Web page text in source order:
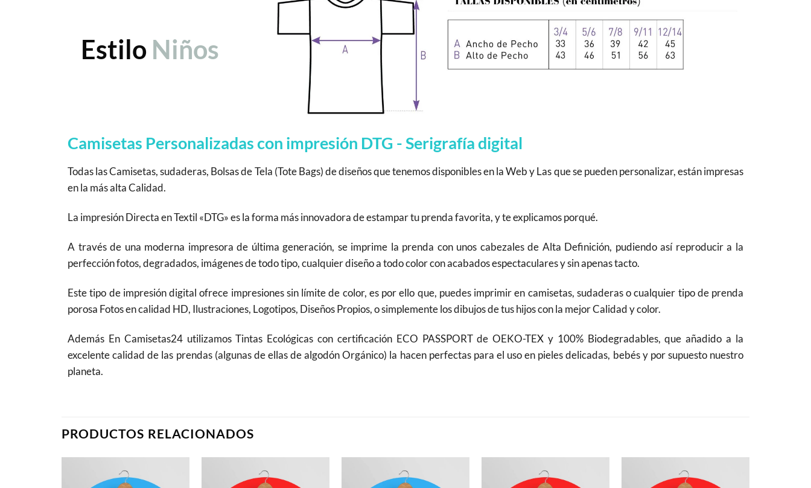
Estilo Niños
Camisetas Personalizadas con impresión DTG - Serigrafía digital
Todas las Camisetas, sudaderas, Bolsas de Tela (Tote Bags) de diseños que tenemos disponibles en la Web y Las que se pueden personalizar, están impresas
en la más alta Calidad.
La impresión Directa en Textil «DTG» es la forma más innovadora de estampar tu prenda favorita, y te explicamos porqué.
A través de una moderna impresora de última generación, se imprime la prenda con unos cabezales de Alta Definición, pudiendo así reproducir a la
perfección fotos, degradados, imágenes de todo tipo, cualquier diseño a todo color con acabados espectaculares y sin apenas tacto.
Este tipo de impresión digital ofrece impresiones sin límite de color, es por ello que, puedes imprimir en camisetas, sudaderas o cualquier tipo de prenda
porosa Fotos en calidad HD, Ilustraciones, Logotipos, Diseños Propios, o simplemente los dibujos de tus hijos con la mejor Calidad y color.
Además En Camisetas24 utilizamos Tintas Ecológicas con certificación ECO PASSPORT de OEKO-TEX y 100% Biodegradables, que añadido a la
excelente calidad de las prendas (algunas de ellas de algodón Orgánico) la hacen perfectas para el uso en pieles delicadas, bebés y por supuesto nuestro
planeta.
PRODUCTOS RELACIONADOS